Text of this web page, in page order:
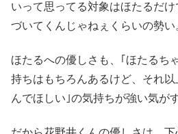
いって思ってる対象はほたるだ
づいてくんじゃねぇくらいの勢い
ほたるへの優しさも、｢ほたるち
持ちはもちろんあるけど、それ
んでほしい｣の気持ちが強い気がす